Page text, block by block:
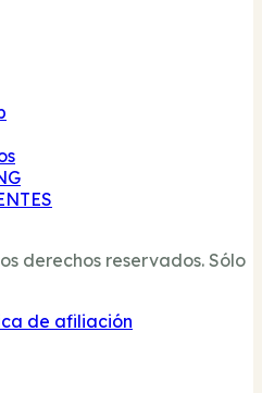
derechos reservados. Sólo
de afiliación